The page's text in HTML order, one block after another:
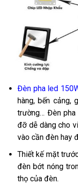
Đèn pha led
hàng, bến cảng,
trường… Đèn pha
đỡ dễ dàng cho
vào cần đèn hay
Thiết kế mặt
đèn bớt nóng
thọ của đèn.